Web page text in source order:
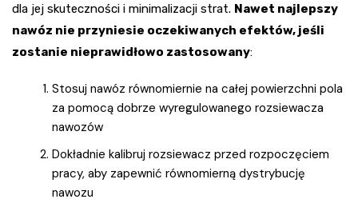
dla jej skuteczności i minimalizacji strat. Nawet najlepszy
nawóz nie przyniesie oczekiwanych efektów, jeśli
zostanie nieprawidłowo zastosowany:
Stosuj nawóz równomiernie na całej powierzchni pola
za pomocą dobrze wyregulowanego rozsiewacza
nawozów
Dokładnie kalibruj rozsiewacz przed rozpoczęciem
pracy, aby zapewnić równomierną dystrybucję
nawozu